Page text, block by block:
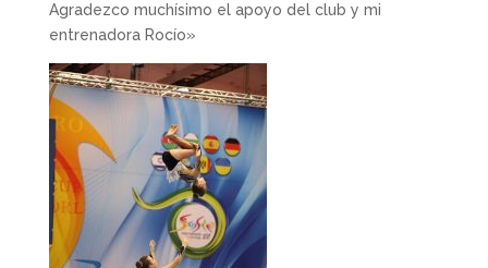
Agradezco muchísimo el apoyo del club y mi
entrenadora Rocío»